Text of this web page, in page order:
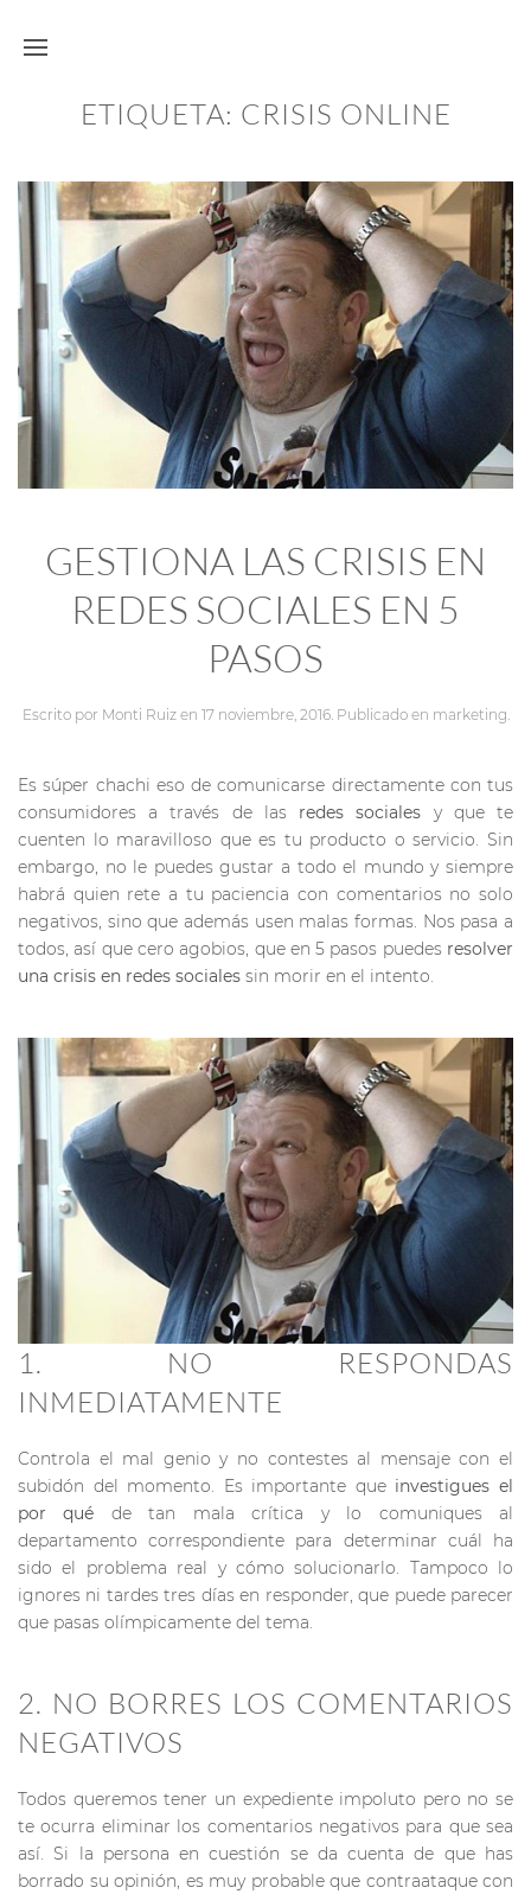
ETIQUETA: CRISIS ONLINE
GESTIONA LAS CRISIS EN
REDES SOCIALES EN 5
PASOS
Escrito por Monti Ruizen 17 noviembre, 2016. Publicado en marketing
Es súper chachi eso de comunicarse directamente con tus
consumidores a través de las redes sociales y que te
cuenten lo maravilloso que es tu producto o servicio. Sin
embargo, no le puedes gustar a todo el mundo y siempre
habrá quien rete a tu paciencia con comentarios no solo
negativos, sino que además usen malas formas. Nos pasa a
todos, así que cero agobios, que en 5 pasos puedes resolver
una crisis en redes sociales sin morir en el intento.
1. NO RESPONDAS
INMEDIATAMENTE
Controla el mal genio y no contestes al mensaje con el
subidón del momento. Es importante que investigues el
por qué de tan mala crítica y lo comuniques al
departamento correspondiente para determinar cuál ha
sido el problema real y cómo solucionarlo. Tampoco lo
ignores ni tardes tres días en responder, que puede parecer
que pasas olímpicamente del tema.
2. NO BORRES LOS COMENTARIOS
NEGATIVOS
Todos queremos tener un expediente impoluto pero no se
te ocurra eliminar los comentarios negativos para que sea
así. Si la persona en cuestión se da cuenta de que has
borrado su opinión, es muy probable que contraataque con